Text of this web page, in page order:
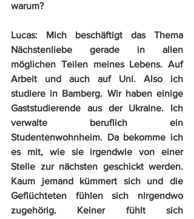
warum?
Lucas: Mich beschäftigt das Thema
Nächstenliebe gerade in allen
möglichen Teilen meines Lebens. Auf
Arbeit und auch auf Uni. Also ich
studiere in Bamberg. Wir haben einige
Gaststudierende aus der Ukraine. Ich
verwalte beruflich ein
Studentenwohnheim. Da bekomme ich
es mit, wie sie irgendwie von einer
Stelle zur nächsten geschickt werden.
Kaum jemand kümmert sich und die
Geflüchteten fühlen sich nirgendwo
zugehörig. Keiner fühlt sich